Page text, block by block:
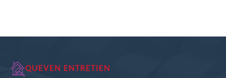
QUEVEN ENTRETIEN